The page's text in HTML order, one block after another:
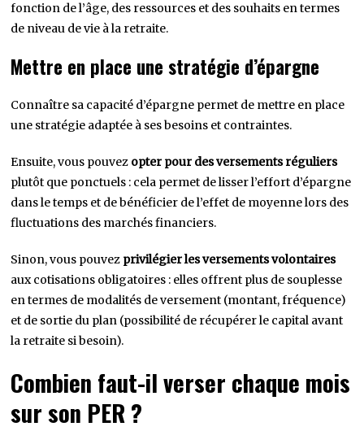
fonction de l’âge, des ressources et des souhaits en termes
de niveau de vie à la retraite.
Mettre en place une stratégie d’épargne
Connaître sa capacité d’épargne permet de mettre en place
une stratégie adaptée à ses besoins et contraintes.
Ensuite, vous pouvez opter pour des versements réguliers
plutôt que ponctuels : cela permet de lisser l’effort d’épargne
dans le temps et de bénéficier de l’effet de moyenne lors des
fluctuations des marchés financiers.
Sinon, vous pouvez privilégier les versements volontaires
aux cotisations obligatoires : elles offrent plus de souplesse
en termes de modalités de versement (montant, fréquence)
et de sortie du plan (possibilité de récupérer le capital avant
la retraite si besoin).
Combien faut-il verser chaque mois
sur son PER ?